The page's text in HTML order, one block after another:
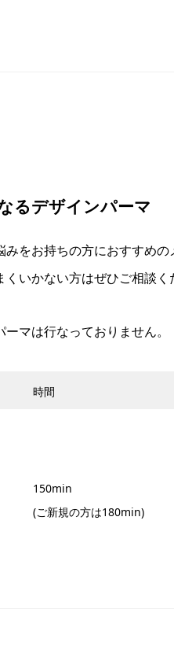
るデザインパーマ
をお持ちの方におすすめ
いかない方はぜひご相談く
マは行なっておりません。
時間
150min
(ご新規の方は180min)